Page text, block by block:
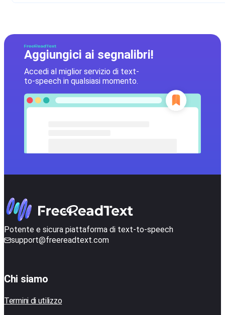
Aggiungici ai segnalibri!
Accedi al miglior servizio di text-
to-speech in qualsiasi momento.
Potente e sicura piattaforma di text-to-speech
support@freereadtext.com
Chi siamo
Termini di utilizzo